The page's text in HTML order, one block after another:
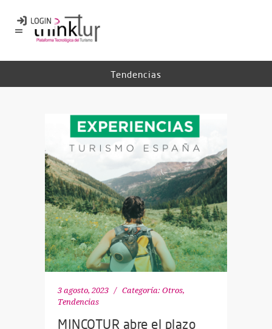
Tendencias
3 agosto, 2023 Categoría: Otros,
Tendencias
MINCOTUR abre el plazo